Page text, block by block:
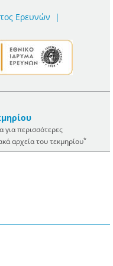
Ερευνών
|
για περισσότερες
αρχεία του τεκμηρίου*